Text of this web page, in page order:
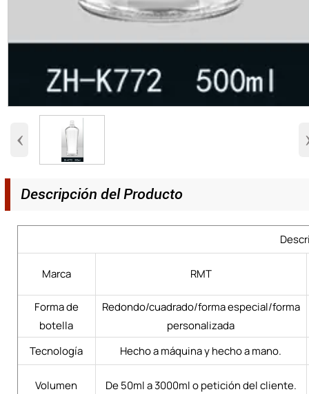
‹
Descripción del Producto
Marca RMT
Forma de
botella
Redondo/cuadrado/forma especial/forma
personalizada
Tecnología
Hecho a máquina y hecho a mano.
Volumen De 50ml a 3000ml o petición del cliente.